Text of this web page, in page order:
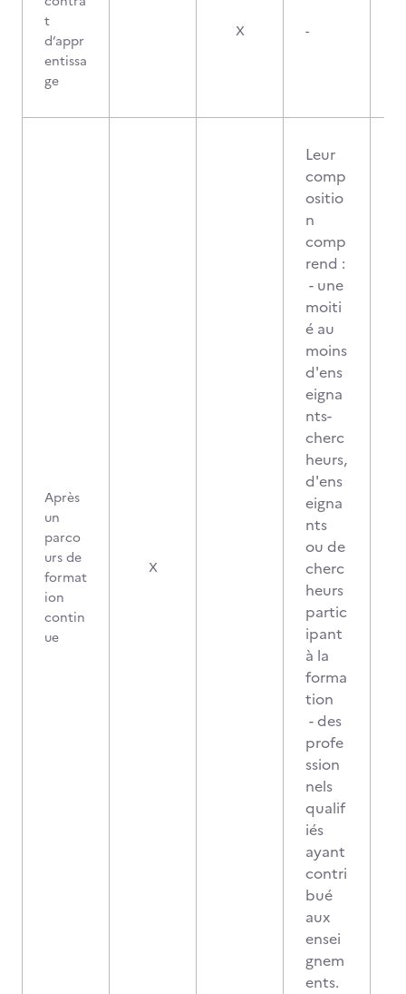
t
d’appr
entissa
ge
X -
Après
un
parco
urs de
format
ion
contin
ue
X
Leur
comp
ositio
n
comp
rend :
- une
moiti
é au
moins
d'ens
eigna
nts-
cherc
heurs,
d'ens
eigna
nts
ou de
cherc
heurs
partic
ipant
à la
forma
tion
- des
profe
ssion
nels
qualif
iés
ayant
contri
bué
aux
ensei
gnem
ents.